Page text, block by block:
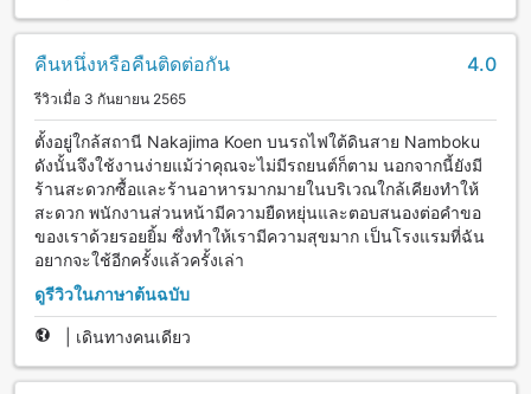
คืนหนึ่งหรือคืนติดต่อกัน 4.0
รีวิวเมื่อ 3 กันยายน 2565
ตั้งอยู่ใกล้สถานี Nakajima Koen บนรถไฟใต้ดินสาย Namboku
ดังนั้นจึงใช้งานง่ายแม้ว่าคุณจะไม่มีรถยนต์ก็ตาม นอกจากนี้ยังมี
ร้านสะดวกซื้อและร้านอาหารมากมายในบริเวณใกล้เคียงทำให้
สะดวก พนักงานส่วนหน้ามีความยืดหยุ่นและตอบสนองต่อคำขอ
ของเราด้วยรอยยิ้ม ซึ่งทำให้เรามีความสุขมาก เป็นโรงแรมที่ฉัน
อยากจะใช้อีกครั้งแล้วครั้งเล่า
ดูรีวิวในภาษาต้นฉบับ
เดินทางคนเดียว